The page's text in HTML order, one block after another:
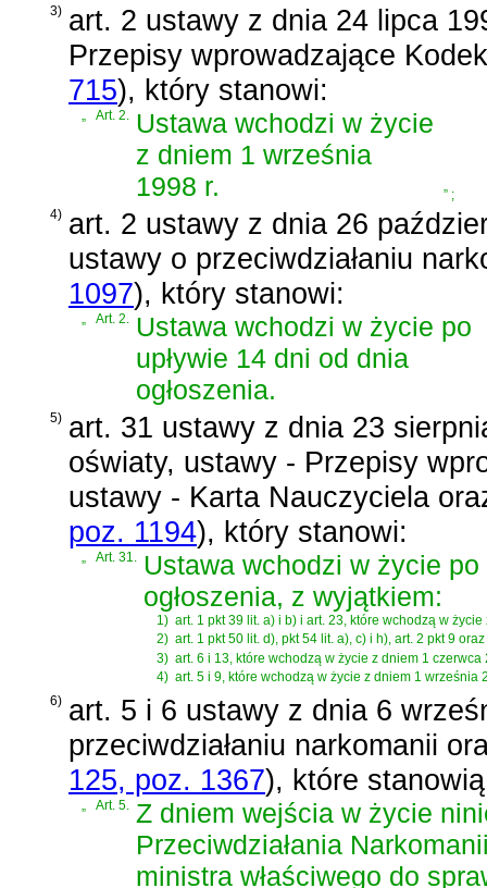
3) art. 2 ustawy z dnia 24 lipca
Przepisy wprowadzające
715), który stanowi:
„ Art. 2. Ustawa wchodzi w życie
z dniem 1 września
1998 r.
” ;
4) art. 2 ustawy z dnia 26
ustawy o przeciwdziałaniu
1097), który stanowi:
„ Art. 2. Ustawa wchodzi w życie po
upływie 14 dni od dnia
ogłoszenia.
5) art. 31 ustawy z dnia 23
oświaty, ustawy - Przepisy
ustawy - Karta Nauczyciela
poz. 1194), który stanowi:
Art. 31.
Ustawa wchodzi w życie
ogłoszenia, z wyjątkiem:
1) art. 1 pkt 39 lit. a) i b) i art. 23, które wchodzą w
2) art. 1 pkt 50 lit. d), pkt 54 lit. a), c) i h), art. 2 pkt 9
3) art. 6 i 13, które wchodzą w życie z dniem 1 czerwca
4) art. 5 i 9, które wchodzą w życie z dniem 1 września
6) art. 5 i 6 ustawy z dnia 6
przeciwdziałaniu narkomanii
125, poz. 1367), które
Art. 5.
Z dniem wejścia w życie
Przeciwdziałania
ministra właściwego do